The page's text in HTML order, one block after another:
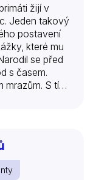
žijí v
Jeden takový
postavení
které mu
se před
s časem.
mrazům. S tím
vůdci
vybral.
terorem a…